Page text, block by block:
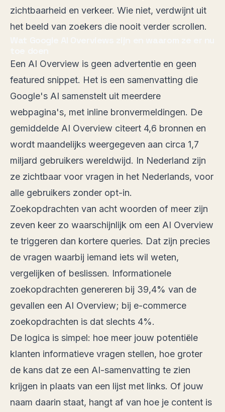
zichtbaarheid en verkeer. Wie niet, verdwijnt uit
het beeld van zoekers die nooit verder scrollen.
Een AI Overview is geen advertentie en geen
featured snippet. Het is een samenvatting die
Google's AI samenstelt uit meerdere
webpagina's, met inline bronvermeldingen. De
gemiddelde AI Overview citeert 4,6 bronnen en
wordt maandelijks weergegeven aan circa 1,7
miljard gebruikers wereldwijd. In Nederland zijn
ze zichtbaar voor vragen in het Nederlands, voor
alle gebruikers zonder opt-in.
Zoekopdrachten van acht woorden of meer zijn
zeven keer zo waarschijnlijk om een AI Overview
te triggeren dan kortere queries. Dat zijn precies
de vragen waarbij iemand iets wil weten,
vergelijken of beslissen. Informationele
zoekopdrachten genereren bij 39,4% van de
gevallen een AI Overview; bij e-commerce
zoekopdrachten is dat slechts 4%.
De logica is simpel: hoe meer jouw potentiële
klanten informatieve vragen stellen, hoe groter
de kans dat ze een AI-samenvatting te zien
krijgen in plaats van een lijst met links. Of jouw
naam daarin staat, hangt af van hoe je content is